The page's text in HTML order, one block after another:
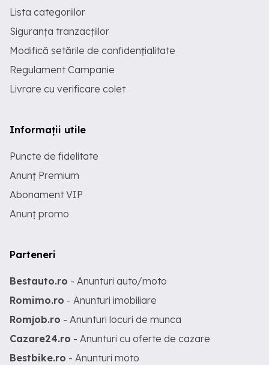
Lista categoriilor
Siguranța tranzacțiilor
Modifică setările de confidențialitate
Regulament Campanie
Livrare cu verificare colet
Informații utile
Puncte de fidelitate
Anunț Premium
Abonament VIP
Anunț promo
Parteneri
Bestauto.ro - Anunturi auto/moto
Romimo.ro - Anunturi imobiliare
Romjob.ro - Anunturi locuri de munca
Cazare24.ro - Anunturi cu oferte de cazare
Bestbike.ro - Anunturi moto